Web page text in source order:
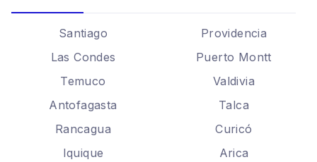
Santiago
Providencia
Las Condes
Puerto Montt
Temuco
Valdivia
Antofagasta
Talca
Rancagua
Curicó
Iquique
Arica